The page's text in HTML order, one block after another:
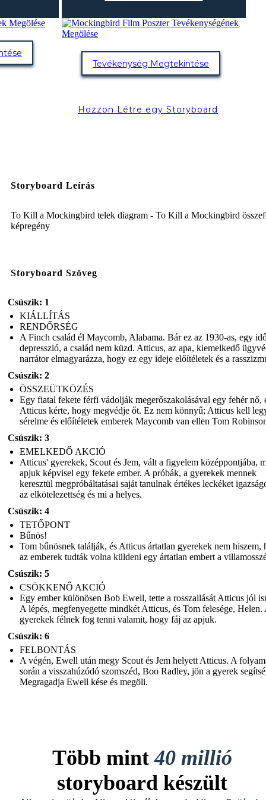
Tevékenység Megtekintése
Hozzon Létre egy Storyboard
Storyboard Leírás
To Kill a Mockingbird telek diagram - To Kill a Mockingbird
képregény
Storyboard Szöveg
Csúszik: 1
KIÁLLÍTÁS
RENDŐRSÉG
A Finch család él Maycomb, Alabama. Bár ez az 1930-as, egy
depresszió, a család nem küzd. Atticus, az apa, kiemelkedő
narrátor elmagyarázza, hogy ez egy ideje előítéletek és a
Csúszik: 2
ÖSSZEÜTKÖZÉS
Egy fiatal fekete férfi vádolják megerőszakolásával egy fehér nő,
Atticus kérte, hogy megvédje őt. Ez nem könnyű; Atticus kell
sérelme és előítéletek emberek Maycomb van ellen Tom
Csúszik: 3
EMELKEDŐ AKCIÓ
Atticus' gyerekek, Scout és Jem, vált a figyelem középpontjába,
apjuk képvisel egy fekete ember. A próbák, a gyerekek mennek
keresztül megpróbáltatásai saját tanulnak értékes leckéket
az elkötelezettség és mi a helyes.
Csúszik: 4
TETŐPONT
Bűnös!
Tom bűnösnek találják, és Atticus ártatlan gyerekek nem hiszem,
az emberek tudták volna küldeni egy ártatlan embert a
Csúszik: 5
CSÖKKENŐ AKCIÓ
Egy ember különösen Bob Ewell, tette a rosszallását Atticus jól
A lépés, megfenyegette mindkét Atticus, és Tom felesége, Helen.
gyerekek félnek fog tenni valamit, hogy fáj az apjuk.
Csúszik: 6
FELBONTÁS
A végén, Ewell után megy Scout és Jem helyett Atticus. A
során a visszahúzódó szomszéd, Boo Radley, jön a gyerek
Megragadja Ewell kése és megöli.
Több mint40 millió
storyboard készült